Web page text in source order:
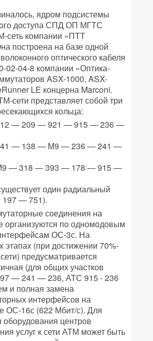
ядром подсистемы
доступа СПД ОП МГТС
сеть компании «ПТТ
построена на базе одной
оптического кабеля
02-04-8 компании «Оптика-
ASX-1000, ASX-
LE концерна Marconi.
сети представляет собой три
кольца:
— 209 — 921 — 915 — 236 —
— 138 — М9 — 236 — 241 —
— 318 — 393 — 178 — 915 —
один радиальный
197 — 751).
соединения на
организуются по одномодовым
ОС-3с. На
этапах (при достижении 70%-
предусматривается
(для общих участков
— 241 — 236, АТС 915 - 236
и полная замена
интерфейсов на
ОС-16с (622 Мбит/с). Для
центров
услуг к сети АТМ может быть